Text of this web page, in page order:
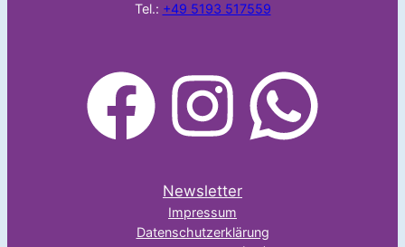
Tel.: +49 5193 517559
facebook Instagram WhatsApp
Newsletter
Impressum
Datenschutzerklärung